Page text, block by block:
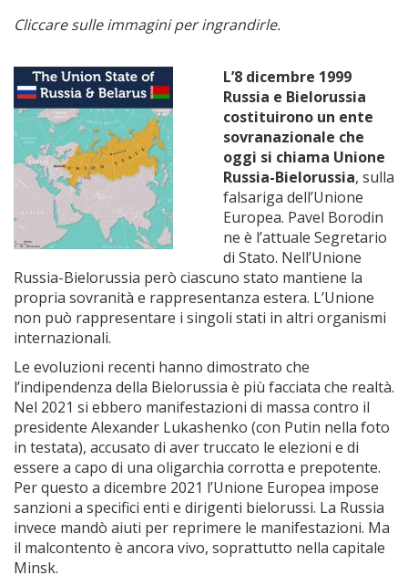
Cliccare sulle immagini per ingrandirle.
L’8 dicembre 1999
Russia e Bielorussia
costituirono un ente
sovranazionale che
oggi si chiama Unione
Russia-Bielorussia, sulla
falsariga dell’Unione
Europea. Pavel Borodin
ne è l’attuale Segretario
di Stato. Nell’Unione
Russia-Bielorussia però ciascuno stato mantiene la
propria sovranità e rappresentanza estera. L’Unione
non può rappresentare i singoli stati in altri organismi
internazionali.
Le evoluzioni recenti hanno dimostrato che
l’indipendenza della Bielorussia è più facciata che realtà.
Nel 2021 si ebbero manifestazioni di massa contro il
presidente Alexander Lukashenko (con Putin nella foto
in testata), accusato di aver truccato le elezioni e di
essere a capo di una oligarchia corrotta e prepotente.
Per questo a dicembre 2021 l’Unione Europea impose
sanzioni a specifici enti e dirigenti bielorussi. La Russia
invece mandò aiuti per reprimere le manifestazioni. Ma
il malcontento è ancora vivo, soprattutto nella capitale
Minsk.